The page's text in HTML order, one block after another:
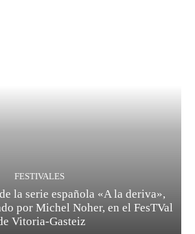
FESTIVALES
la serie española «A la deriva»,
por Michel Noher, en el FesTVal
Vitoria-Gasteiz